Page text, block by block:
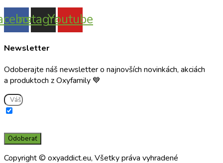
Instagram
Youtube
Newsletter
Odoberajte náš newsletter o najnovších novinkách, akciách
a produktoch z Oxyfamily 💙
Odoberať
Copyright © oxyaddict.eu, Všetky práva vyhradené